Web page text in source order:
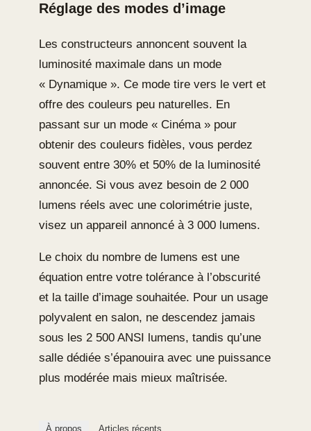
Réglage des modes d’image
Les constructeurs annoncent souvent la
luminosité maximale dans un mode
« Dynamique ». Ce mode tire vers le vert et
offre des couleurs peu naturelles. En
passant sur un mode « Cinéma » pour
obtenir des couleurs fidèles, vous perdez
souvent entre 30% et 50% de la luminosité
annoncée. Si vous avez besoin de 2 000
lumens réels avec une colorimétrie juste,
visez un appareil annoncé à 3 000 lumens.
Le choix du nombre de lumens est une
équation entre votre tolérance à l’obscurité
et la taille d’image souhaitée. Pour un usage
polyvalent en salon, ne descendez jamais
sous les 2 500 ANSI lumens, tandis qu’une
salle dédiée s’épanouira avec une puissance
plus modérée mais mieux maîtrisée.
À propos Articles récents